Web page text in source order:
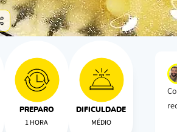
PREPARO
1 HORA
DIFICULDADE
MÉDIO